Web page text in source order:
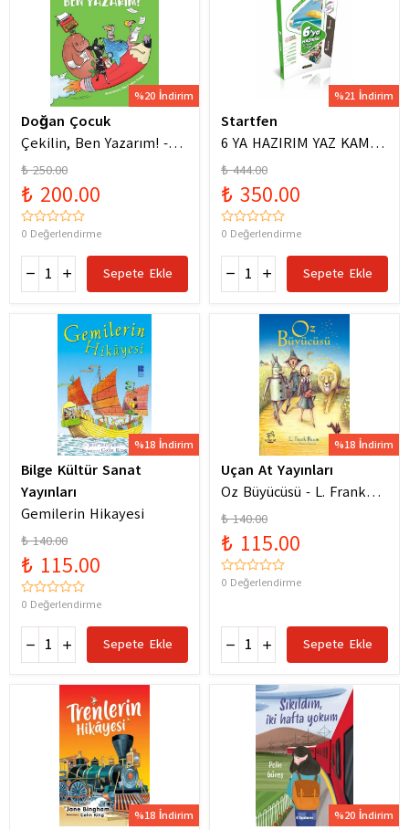
%20 İndirim
Doğan Çocuk
Çekilin, Ben Yazarım! -
Anıl Basılı
₺ 250.00
₺ 200.00
0 Değerlendirme
Sepete Ekle
%21 İndirim
Startfen
6 YA HAZIRIM YAZ KAMPI
FÖYLERİ
₺ 444.00
₺ 350.00
0 Değerlendirme
Sepete Ekle
%18 İndirim
Bilge Kültür Sanat
Yayınları
Gemilerin Hikayesi
₺ 140.00
₺ 115.00
0 Değerlendirme
Sepete Ekle
%18 İndirim
Uçan At Yayınları
Oz Büyücüsü - L. Frank
Baum
₺ 140.00
₺ 115.00
0 Değerlendirme
Sepete Ekle
%18 İndirim %20 İndirim